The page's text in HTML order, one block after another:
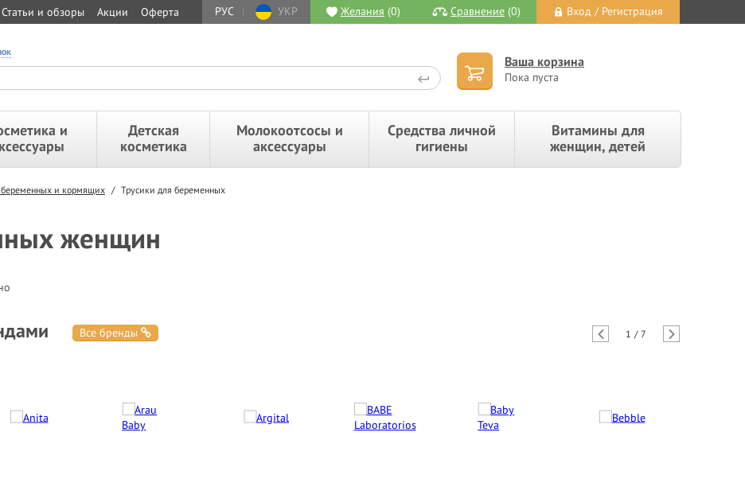
Статьи и обзоры Акции Оферта РУС | УКР Желания (0) Сравнение (0) Вход / Регистрация
Ваша корзина
Пока пуста
и
Детская
косметика
Молокоотсосы и
аксессуары
Средства личной
гигиены
Витамины для
женщин, детей
беременных и кормящих / Трусики для беременных
женщин
Все бренды 1 / 7